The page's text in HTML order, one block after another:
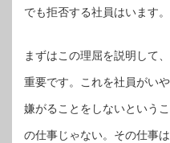
でも拒否する社員はいます。
まずはこの理屈を説明して
重要です。これを社員がい
嫌がることをしないという
の仕事じゃない。その仕事